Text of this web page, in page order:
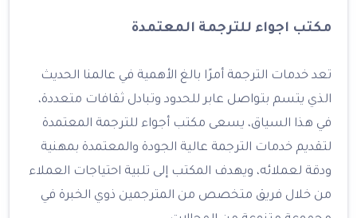
مكتب اجواء للترجمة المعتمدة
تعد خدمات الترجمة أمرًا بالغ الأهمية في عالمنا الحديث
الذي يتسم بتواصل عابر للحدود وتبادل ثقافات متعددة،
في هذا السياق، يسعى مكتب أجواء للترجمة المعتمدة
لتقديم خدمات الترجمة عالية الجودة والمعتمدة بمهنية
ودقة لعملائه، ويهدف المكتب إلى تلبية احتياجات العملاء
من خلال فريق متخصص من المترجمين ذوي الخبرة في